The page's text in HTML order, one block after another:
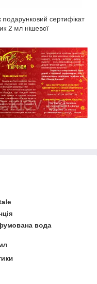
сертифікат
2 мл нішевої
вода